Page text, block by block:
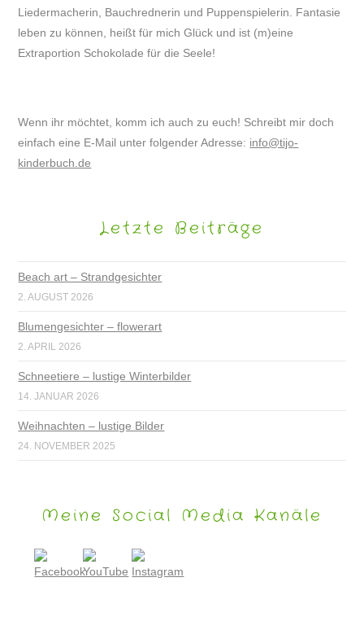
Liedermacherin, Bauchrednerin und Puppenspielerin. Fantasie
leben zu können, heißt für mich Glück und ist (m)eine
Extraportion Schokolade für die Seele!
Wenn ihr möchtet, komm ich auch zu euch! Schreibt mir doch
einfach eine E-Mail unter folgender Adresse: info@tijo-
kinderbuch.de
Letzte Beiträge
Beach art – Strandgesichter
2. AUGUST 2026
Blumengesichter – flowerart
2. APRIL 2026
Schneetiere – lustige Winterbilder
14. JANUAR 2026
Weihnachten – lustige Bilder
24. NOVEMBER 2025
Meine Social Media Kanäle